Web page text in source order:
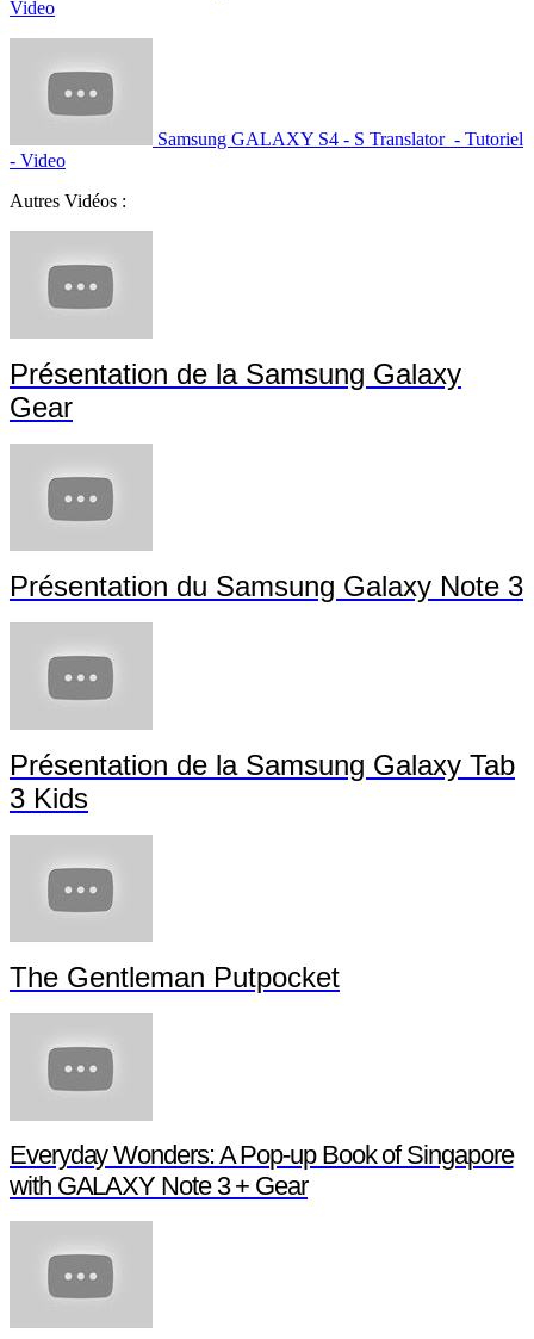
Video
Samsung GALAXY S4 - S Translator - Tutoriel
- Video
Autres Vidéos :
Présentation de la Samsung Galaxy
Gear
Présentation du Samsung Galaxy Note 3
Présentation de la Samsung Galaxy Tab
3 Kids
The Gentleman Putpocket
Everyday Wonders: A Pop-up Book of Singapore
with GALAXY Note 3 + Gear